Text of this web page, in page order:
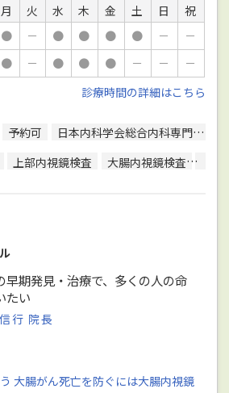
月 火 水 木 金 土 日
祝
● － ● ● ● ● －
－
● － ● ● ● － －
－
診療時間の詳細はこちら
予約可 日本内科学会総合内科専門医
上部内視鏡検査 大腸内視鏡検査
早期発見・治療で、多くの人の命
たい
行 院長
大腸がん死亡を防ぐには大腸内視鏡